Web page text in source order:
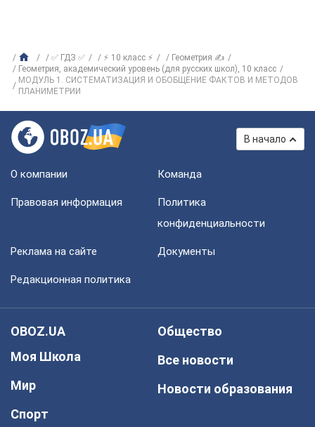
✅ ГДЗ ✅ ⚡ 10 класс ⚡
Геометрия ✍
Геометрия, академический уровень (для русских школ), 10 класс
МОДУЛЬ 1. СИСТЕМАТИЗАЦИЯ И ОБОБЩЕНИЕ ФАКТОВ И МЕТОДОВ
ПЛАНИМЕТРИИ
В начало
О компании Команда
Правовая информация
Политика
конфиденциальности
Реклама на сайте Документы
Редакционная политика
OBOZ.UA
Моя Школа
Мир
Спорт
Общество
Все новости
Новости образования